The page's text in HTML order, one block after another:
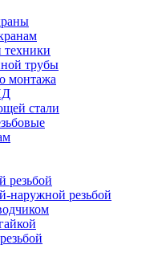
трубы
монтажа
стали
резьбой
наружной резьбой